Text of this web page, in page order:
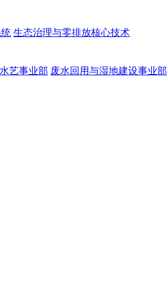
生态治理与零排放核心技术
艺事业部 废水回用与湿地建设事业部